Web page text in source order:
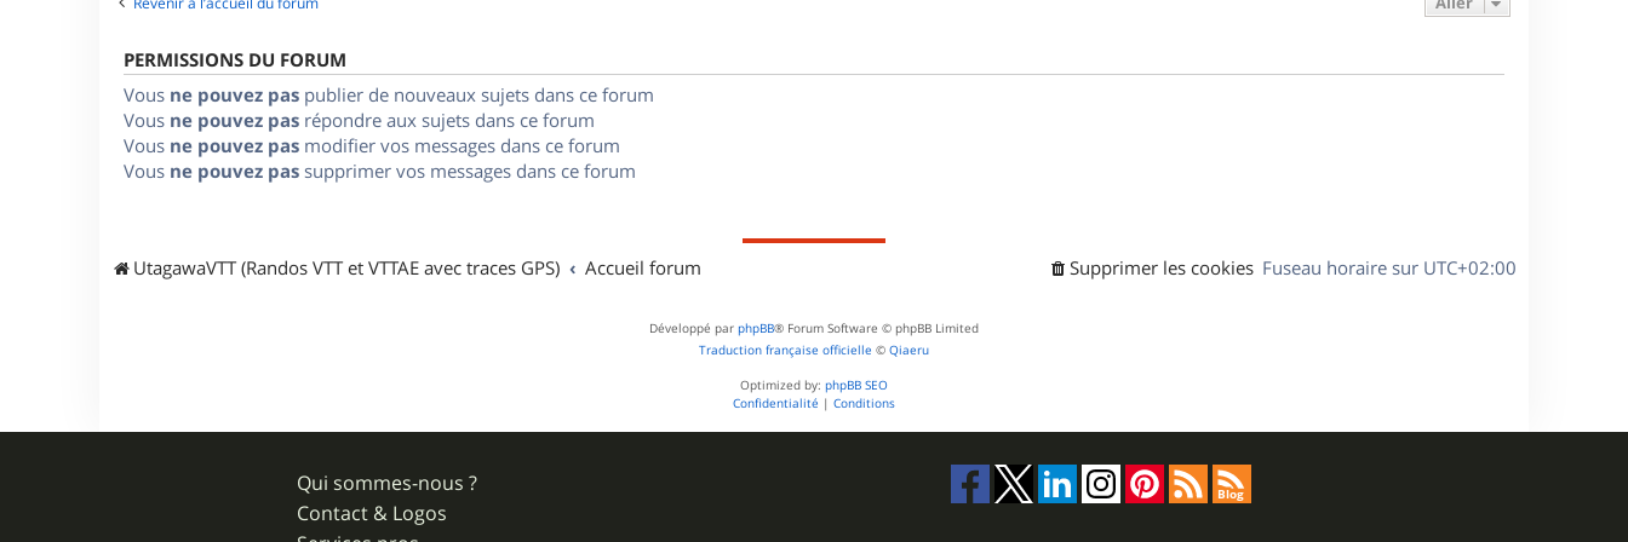
e
PERMISSIONS DU FORUM
Vous ne pouvez pas publier de nouveaux sujets dans ce forum
Vous ne pouvez pas répondre aux sujets dans ce forum
Vous ne pouvez pas modifier vos messages dans ce forum
Vous ne pouvez pas supprimer vos messages dans ce forum
UtagawaVTT (Randos VTT et VTTAE avec traces GPS) Accueil forum Fuseau horaire sur UTC+02:00
Supprimer les cookies
Développé par phpBB® Forum Software © phpBB Limited
Traduction française officielle © Qiaeru
Optimized by: phpBB SEO
Confidentialité | Conditions
Qui sommes-nous ?
Contact & Logos